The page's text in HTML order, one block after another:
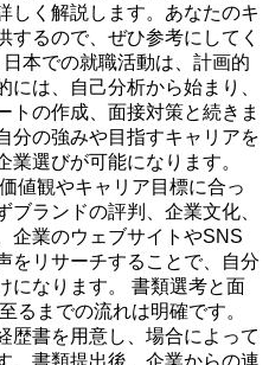
しく解説します。あなたのキ
するので、ぜひ参考にしてく
本での就職活動は、計画的
は、自己分析から始まり、
トの作成、面接対策と続きま
分の強みや目指すキャリアを
選びが可能になります。
値観やキャリア目標に合っ
ランドの評判、企業文化、
企業のウェブサイトやSNS
をリサーチすることで、自分
になります。 書類選考と面
るまでの流れは明確です。
歴書を用意し、場合によって